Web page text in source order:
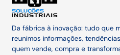
Da fábrica à inovação: tudo que
reunimos informações,
quem vende, compra e